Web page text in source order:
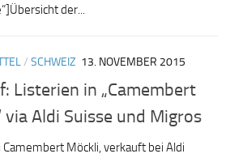
der...
/ SCHWEIZ 13. NOVEMBER 2015
Listerien in „Camembert
via Aldi Suisse und Migros
Camembert Möckli, verkauft bei Aldi